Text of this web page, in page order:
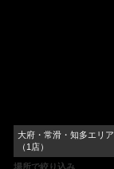
大府・常滑・知多エリ
（1店）
場所で絞り込み